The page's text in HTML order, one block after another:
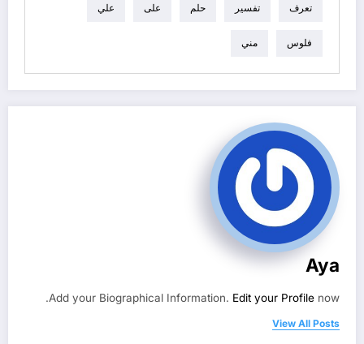
تعرف تفسير حلم على علي
فلوس مني
Aya
Add your Biographical Information. Edit your Profile now.
View All Posts